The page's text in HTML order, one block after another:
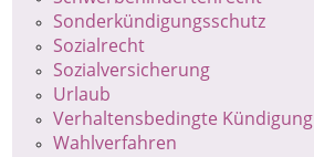
Sonderkündigungsschutz
Sozialrecht
Sozialversicherung
Urlaub
Verhaltensbedingte Kündigung
Wahlverfahren